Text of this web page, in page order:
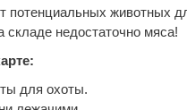
потенциальных животных
складе недостаточно мяса!
для охоты.